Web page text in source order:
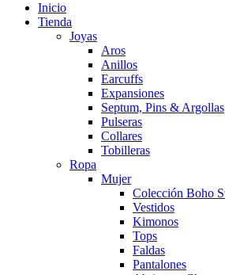
Inicio
Tienda
Joyas
Aros
Anillos
Earcuffs
Expansiones
Septum, Pins & Argollas
Pulseras
Collares
Tobilleras
Ropa
Mujer
Colección Boho
Vestidos
Kimonos
Tops
Faldas
Pantalones